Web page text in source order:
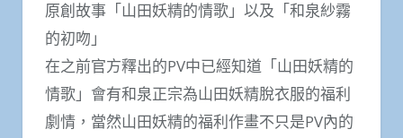
原創故事「山田妖精的情歌」以及「和泉紗霧
的初吻」
在之前官方釋出的PV中已經知道「山田妖精的
情歌」會有和泉正宗為山田妖精脫衣服的福利
劇情，當然山田妖精的福利作畫不只是PV內的